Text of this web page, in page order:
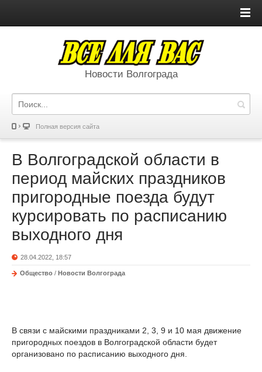
Новости Волгограда
Полная версия сайта
В Волгоградской области в
период майских праздников
пригородные поезда будут
курсировать по расписанию
выходного дня
28.04.2022, 18:57
Общество / Новости Волгограда
В связи с майскими праздниками 2, 3, 9 и 10 мая движение
пригородных поездов в Волгоградской области будет
организовано по расписанию выходного дня.